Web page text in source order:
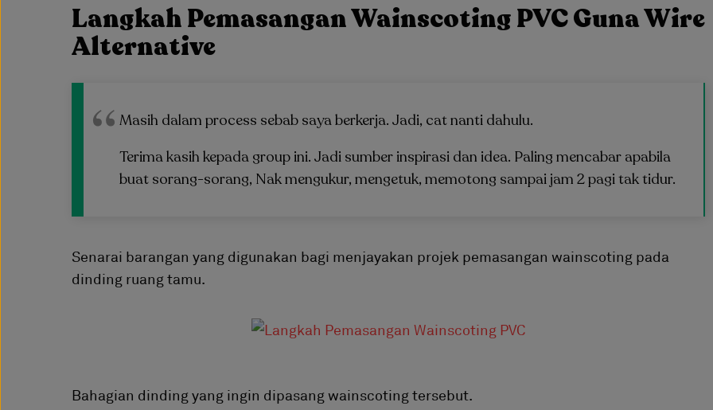
Langkah Pemasangan Wainscoting PVC Guna Wire
Alternative
Masih dalam process sebab saya berkerja. Jadi, cat nanti dahulu.
Terima kasih kepada group ini. Jadi sumber inspirasi dan idea. Paling mencabar apabila
buat sorang-sorang, Nak mengukur, mengetuk, memotong sampai jam 2 pagi tak tidur.
Senarai barangan yang digunakan bagi menjayakan projek pemasangan wainscoting pada
dinding ruang tamu.
Bahagian dinding yang ingin dipasang wainscoting tersebut.